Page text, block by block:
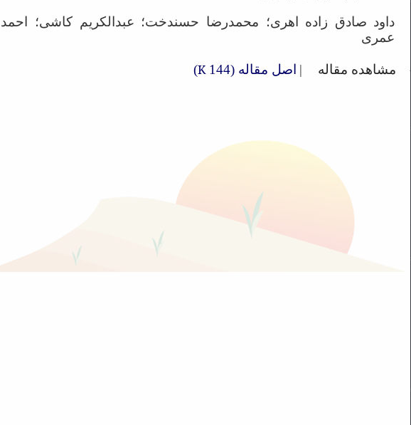
داود صادق زاده اهری؛ محمدرضا حسندخت؛ عبدالکریم کاشی؛ احمد
عمری
· مشاهده مقاله | اصل مقاله (144 K
)